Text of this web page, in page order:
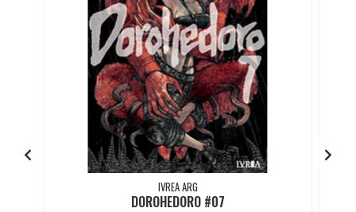
IVREA ARG
DOROHEDORO #07